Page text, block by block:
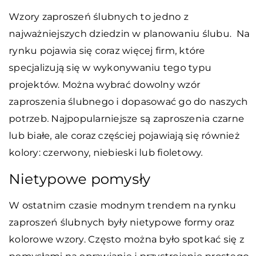
Wzory zaproszeń ślubnych to jedno z
najważniejszych dziedzin w planowaniu ślubu. Na
rynku pojawia się coraz więcej firm, które
specjalizują się w wykonywaniu tego typu
projektów. Można wybrać dowolny wzór
zaproszenia ślubnego i dopasować go do naszych
potrzeb. Najpopularniejsze są zaproszenia czarne
lub białe, ale coraz częściej pojawiają się również
kolory: czerwony, niebieski lub fioletowy.
Nietypowe pomysły
W ostatnim czasie modnym trendem na rynku
zaproszeń ślubnych były nietypowe formy oraz
kolorowe wzory. Często można było spotkać się z